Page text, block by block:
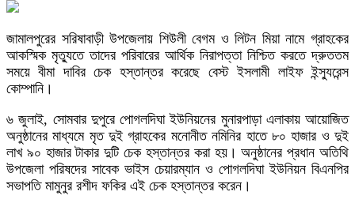
জামালপুরের সরিষাবাড়ী উপজেলায় শিউলী বেগম ও লিটন মিয়া নামে গ্রাহকের
আকস্মিক মৃত্যুতে তাদের পরিবারের আর্থিক নিরাপত্তা নিশ্চিত করতে দ্রুততম
সময়ে বীমা দাবির চেক হস্তান্তর করেছে বেস্ট ইসলামী লাইফ ইন্স্যুরেন্স
কোম্পানি।
৬ জুলাই, সোমবার দুপুরে পোগলদিঘা ইউনিয়নের মুনারপাড়া এলাকায় আয়োজিত
অনুষ্ঠানের মাধ্যমে মৃত দুই গ্রাহকের মনোনীত নমিনির হাতে ৮০ হাজার ও দুই
লাখ ৯০ হাজার টাকার দুটি চেক হস্তান্তর করা হয়। অনুষ্ঠানের প্রধান অতিথি
উপজেলা পরিষদের সাবেক ভাইস চেয়ারম্যান ও পোগলদিঘা ইউনিয়ন বিএনপির
সভাপতি মামুনুর রশীদ ফকির এই চেক হস্তান্তর করেন।